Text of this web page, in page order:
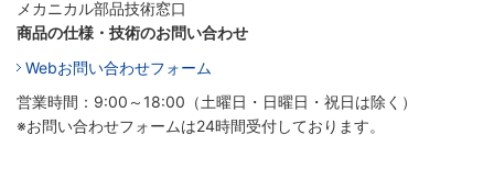
メカニカル部品技術窓口
商品の仕様・技術のお問い合わせ
Webお問い合わせフォーム
営業時間：9:00～18:00（土曜日・日曜日・祝日は除く）
※お問い合わせフォームは24時間受付しております。